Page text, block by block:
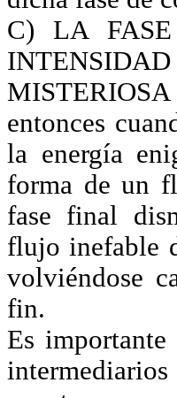
C) LA
entonces
la energía
forma de un
fase final
flujo inefable
volviéndose
fin.
Es
intermediarios